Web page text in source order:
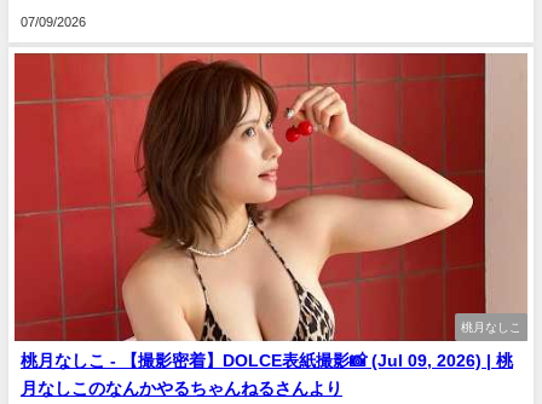
07/09/2026
桃月なしこ
桃月なしこ - 【撮影密着】DOLCE表紙撮影📸 (Jul 09, 2026) | 桃
月なしこのなんかやるちゃんねるさんより